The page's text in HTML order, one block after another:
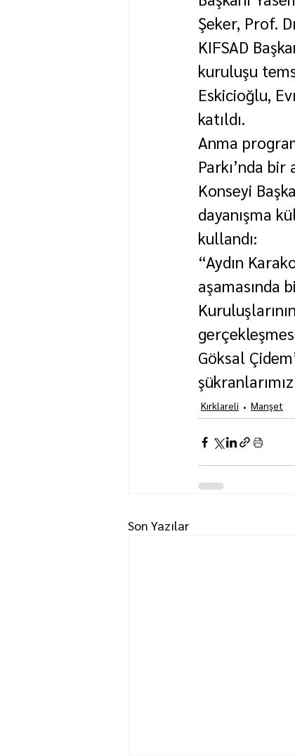
Şeker, Prof.
KIFSAD
kuruluşu
Eskicioğlu,
katıldı.
Anma
Parkı’nda
Konseyi
dayanışma
kullandı:
“Aydın
aşamasında
Göksal
Kırklareli Manşet
Son Yazılar